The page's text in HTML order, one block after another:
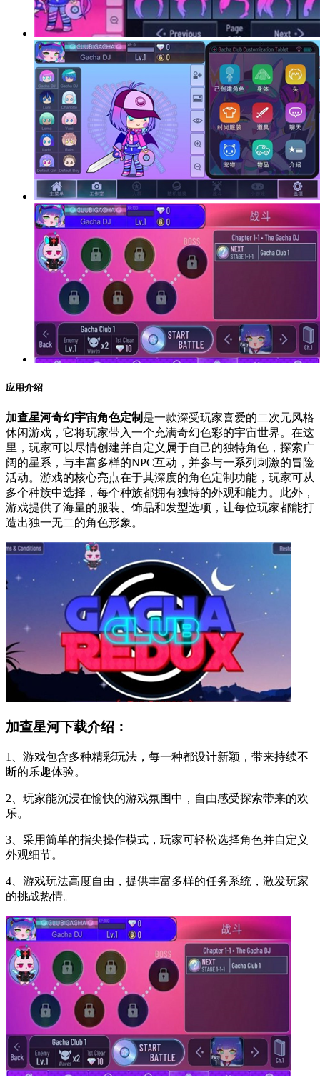
应用介绍
加查星河奇幻宇宙角色定制 是一款深受玩家喜爱的二次元风格
休闲游戏，它将玩家带入一个充满奇幻色彩的宇宙世界。在这
里，玩家可以尽情创建并自定义属于自己的独特角色，探索广
阔的星系，与丰富多样的NPC互动，并参与一系列刺激的冒险
活动。游戏的核心亮点在于其深度的角色定制功能，玩家可从
多个种族中选择，每个种族都拥有独特的外观和能力。此外，
游戏提供了海量的服装、饰品和发型选项，让每位玩家都能打
造出独一无二的角色形象。
加查星河下载介绍：
1、游戏包含多种精彩玩法，每一种都设计新颖，带来持续不
断的乐趣体验。
2、玩家能沉浸在愉快的游戏氛围中，自由感受探索带来的欢
乐。
3、采用简单的指尖操作模式，玩家可轻松选择角色并自定义
外观细节。
4、游戏玩法高度自由，提供丰富多样的任务系统，激发玩家
的挑战热情。